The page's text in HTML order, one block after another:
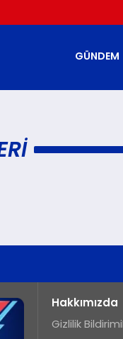
GÜNDEM
Hakkımızda
Gizlilik Bildirimi